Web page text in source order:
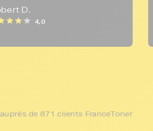
D.
4,0
de 871 clients FranceToner